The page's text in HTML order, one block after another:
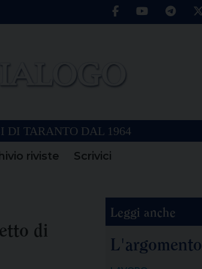
DI TARANTO DAL 1964
riviste Scrivici
di
Leggi anche
L'argomento